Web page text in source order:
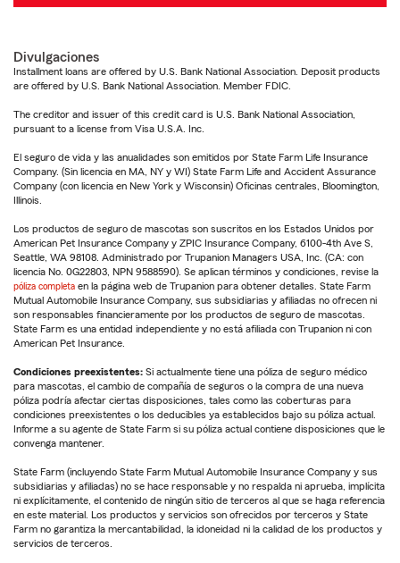
Divulgaciones
Installment loans are offered by U.S. Bank National Association. Deposit products
are offered by U.S. Bank National Association. Member FDIC.
The creditor and issuer of this credit card is U.S. Bank National Association,
pursuant to a license from Visa U.S.A. Inc.
El seguro de vida y las anualidades son emitidos por State Farm Life Insurance
Company. (Sin licencia en MA, NY y WI) State Farm Life and Accident Assurance
Company (con licencia en New York y Wisconsin) Oficinas centrales, Bloomington,
Illinois.
Los productos de seguro de mascotas son suscritos en los Estados Unidos por
American Pet Insurance Company y ZPIC Insurance Company, 6100-4th Ave S,
Seattle, WA 98108. Administrado por Trupanion Managers USA, Inc. (CA: con
licencia No. 0G22803, NPN 9588590). Se aplican términos y condiciones, revise la
póliza completa en la página web de Trupanion para obtener detalles. State Farm
Mutual Automobile Insurance Company, sus subsidiarias y afiliadas no ofrecen ni
son responsables financieramente por los productos de seguro de mascotas.
State Farm es una entidad independiente y no está afiliada con Trupanion ni con
American Pet Insurance.
Condiciones preexistentes: Si actualmente tiene una póliza de seguro médico
para mascotas, el cambio de compañía de seguros o la compra de una nueva
póliza podría afectar ciertas disposiciones, tales como las coberturas para
condiciones preexistentes o los deducibles ya establecidos bajo su póliza actual.
Informe a su agente de State Farm si su póliza actual contiene disposiciones que le
convenga mantener.
State Farm (incluyendo State Farm Mutual Automobile Insurance Company y sus
subsidiarias y afiliadas) no se hace responsable y no respalda ni aprueba, implícita
ni explícitamente, el contenido de ningún sitio de terceros al que se haga referencia
en este material. Los productos y servicios son ofrecidos por terceros y State
Farm no garantiza la mercantabilidad, la idoneidad ni la calidad de los productos y
servicios de terceros.